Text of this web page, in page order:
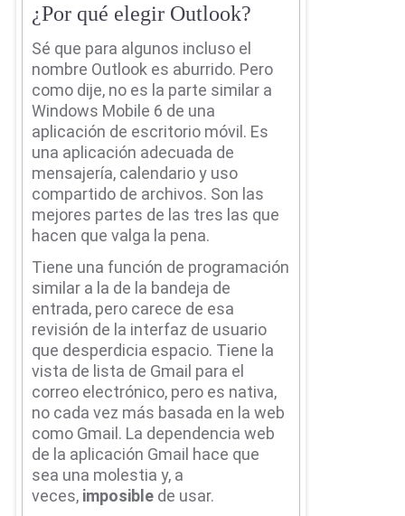
¿Por qué elegir Outlook?
Sé que para algunos incluso el
nombre Outlook es aburrido. Pero
como dije, no es la parte similar a
Windows Mobile 6 de una
aplicación de escritorio móvil. Es
una aplicación adecuada de
mensajería, calendario y uso
compartido de archivos. Son las
mejores partes de las tres las que
hacen que valga la pena.
Tiene una función de programación
similar a la de la bandeja de
entrada, pero carece de esa
revisión de la interfaz de usuario
que desperdicia espacio. Tiene la
vista de lista de Gmail para el
correo electrónico, pero es nativa,
no cada vez más basada en la web
como Gmail. La dependencia web
de la aplicación Gmail hace que
sea una molestia y, a
veces, imposible de usar.